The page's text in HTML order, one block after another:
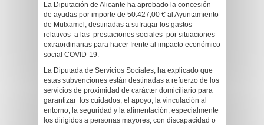
La Diputación de Alicante ha aprobado la concesión
de ayudas por importe de 50.427,00 € al Ayuntamiento
de Mutxamel, destinadas a sufragar los gastos
relativos a las prestaciones sociales por situaciones
extraordinarias para hacer frente al impacto económico
social COVID-19.
La Diputada de Servicios Sociales, ha explicado que
estas subvenciones están destinadas a refuerzo de los
servicios de proximidad de carácter domiciliario para
garantizar los cuidados, el apoyo, la vinculación al
entorno, la seguridad y la alimentación, especialmente
los dirigidos a personas mayores, con discapacidad o